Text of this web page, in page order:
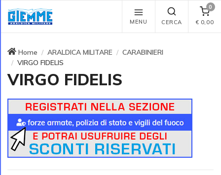
MENU CERCA
0
€ 0,00
Home ARALDICA MILITARE
CARABINIERI
VIRGO FIDELIS
VIRGO FIDELIS